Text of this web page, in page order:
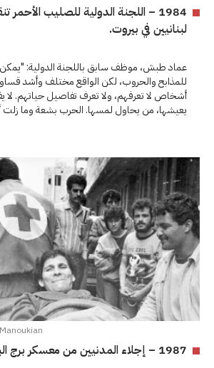
1984 – اللجنة الدولية للصليب
لبنانيين في بيروت.
عماد طبش، موظف سابق باللجنة الدولية: "يمكن
للمذابح والحروب، لكن الواقع مختلف وأشد
أشخاص لا تعرفهم، ولا تعرف تفاصيل حياتهم. لا
يعيشها، من يحاول لمسها. الحرب بشعة وما زلت
1987 – إجلاء المدنيين من معسكر برج البراجنة في بيروت.